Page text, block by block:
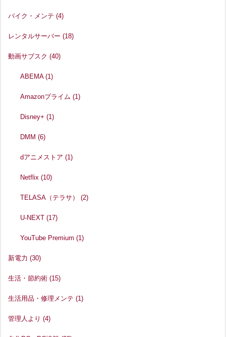
バイク・メンテ (4)
レンタルサーバー (18)
動画サブスク (40)
ABEMA(1)
Amazonプライム(1)
Disney+(1)
DMM(6)
dアニメストア(1)
Netflix(10)
TELASA（テラサ）(2)
U-NEXT(17)
YouTube Premium(1)
新電力 (30)
生活・節約術 (15)
生活用品・修理メンテ (1)
管理人より (4)